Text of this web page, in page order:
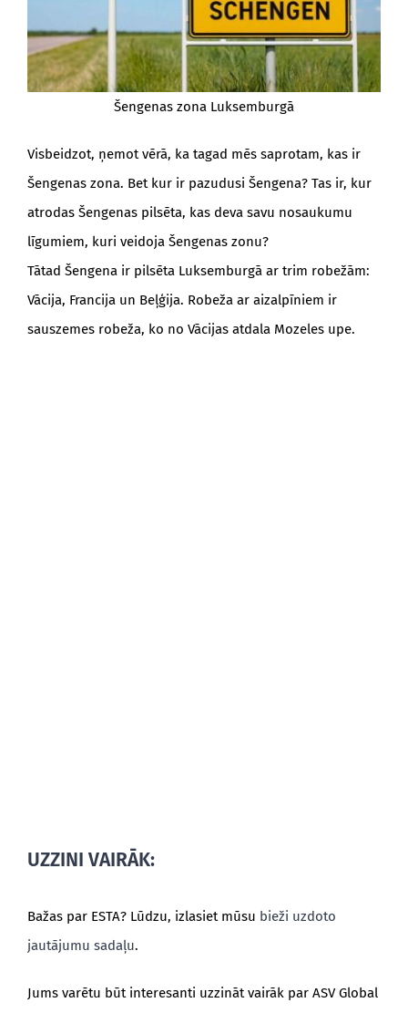
Šengenas zona Luksemburgā
Visbeidzot, ņemot vērā, ka tagad mēs saprotam, kas ir
Šengenas zona. Bet kur ir pazudusi Šengena? Tas ir, kur
atrodas Šengenas pilsēta, kas deva savu nosaukumu
līgumiem, kuri veidoja Šengenas zonu?
Tātad Šengena ir pilsēta Luksemburgā ar trim robežām:
Vācija, Francija un Beļģija. Robeža ar aizalpīniem ir
sauszemes robeža, ko no Vācijas atdala Mozeles upe.
UZZINI VAIRĀK:
Bažas par ESTA? Lūdzu, izlasiet mūsu bieži uzdoto
jautājumu sadaļu.
Jums varētu būt interesanti uzzināt vairāk par ASV Global